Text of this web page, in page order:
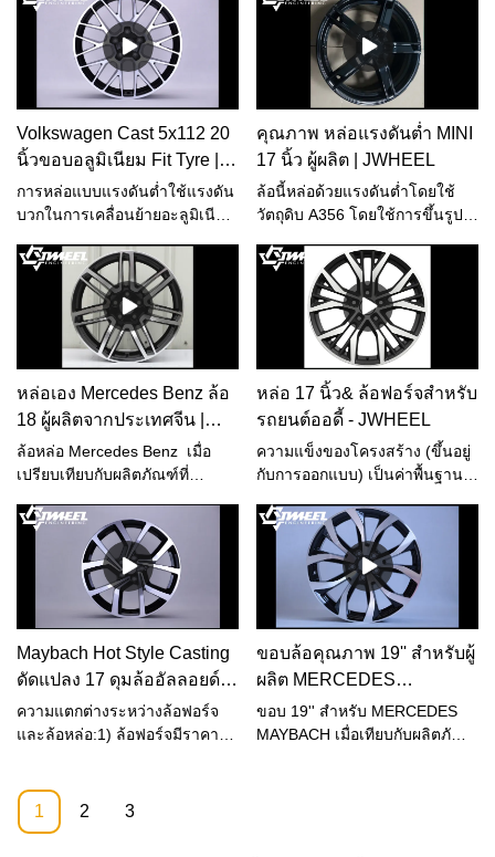
ควบคุมได้อย่างสมบูรณ์ ดังที่
อธิบายข้างต้น จะส่งผลให้เกิดการ
เติมแม่พิมพ์ที่ปราศจากความปั่น
ป่วนหรือความปั่นป่วนโดยมีการผุ
เลยJWHEEL ได้เติบโตเป็นบริษัท
ที่ผลิตล้อสำหรับยานยนต์หลาย
กลุ่ม ไปยังประเทศต่างๆ ทั่วโลก
และจนถึงตัวแทนจำหน่ายล้อและ
ที่ไม่มีใครเทียบได้ทั้งในด้าน
ประสิทธิภาพ คุณภาพ รูปลักษณ์
ฯลฯ และมีชื่อเสียงที่ดีในตลาด
JWHEEL สรุปข้อบกพร่องของ
ผลิตภัณฑ์ในอดีต และปรับปรุง
อย่างต่อเนื่อง ข้อมูลจำเพาะของ
ล้อรถทั้งหมดที่มีใบรับรอง TUV -
Japan Racing สามารถปรับแต่ง
ได้ตามความต้องการของคุณ
Volkswagen Cast 5x112 20
นิ้วขอบอลูมิเนียม Fit Tyre |
JWHEEL
การหล่อแบบแรงดันต่ำใช้แรงดัน
บวกในการเคลื่อนย้ายอะลูมิเนียม
ยิ่งขึ้น และได้ผลิตภัณฑ์สำเร็จรูป
ที่มีคุณสมบัติเชิงกลที่ดีขึ้น (มี
ความหนาแน่นมากขึ้น) บนล้อ
หล่อด้วยแรงโน้มถ่วง การหล่อ
ด้วยแรงดันต่ำจะมีต้นทุนการผลิต
เล็กน้อย แรงดันต่ำเป็นกระบวน
การทั่วไปที่ได้รับการอนุมัติ
สำหรับล้ออะลูมิเนียมที่จำหน่าย
ให้กับ O.E.M. ตลาด. ล้อหล่อแรง
การขายเช่นกัน
คุณภาพ หล่อแรงดันต่ำ MINI
17 นิ้ว ผู้ผลิต | JWHEEL
ล้อนี้หล่อด้วยแรงดันต่ำโดยใช้
วัตถุดิบ A356 โดยใช้การขึ้นรูป
เป็นศูนย์การหดตัวภายในของ
ผลิตภัณฑ์ตามมาตรฐาน
ASTME155 ต่ำกว่า 2 ความแข็ง
แรงผ่านการทดสอบความทนทาน
ต่อแรงดัดงอ VIA JWL-T ของ
ญี่ปุ่นการทดสอบแรงกระแทก 13
องศาความทนทานในแนวรัศมี
ทดสอบประสิทธิภาพที่เชื่อถือได้
คุณภาพดีเยี่ยม;.รูปร่างคล้ายกับ
การออกแบบความกว้างสองเท่า
เล็ก ๆ แยกด้านหน้าเพื่อเพิ่มผลก
ระทบของการแยกออกเป็นสอง
ส่วน และปลายความกว้างกลวง
ออกเพื่อแสดงผลของน้ำหนักเบา
รูปทรงเรียบง่ายและใจกว้าง
หล่อเอง Mercedes Benz ล้อ
18 ผู้ผลิตจากประเทศจีน |
JWHEEL
ล้อหล่อ Mercedes Benz เมื่อ
เปรียบเทียบกับผลิตภัณฑ์ที่
เปรียบที่โดดเด่นในด้าน
ประสิทธิภาพ คุณภาพ รูปลักษณ์
ฯลฯ ที่ไม่มีใครเทียบได้ และมีชื่อ
เสียงที่ดีในตลาด JWHEEL สรุป
ข้อบกพร่องของผลิตภัณฑ์ที่ผ่าน
ข้อมูลจำเพาะของ Cast
Mercedes Benz Wheels
สามารถปรับแต่งได้ตามความ
ต้องการของคุณ
หล่อ 17 นิ้ว& ล้อฟอร์จสำหรับ
รถยนต์ออดี้ - JWHEEL
ความแข็งของโครงสร้าง (ขึ้นอยู่
กับการออกแบบ) เป็นค่าพื้นฐานที่
อะลูมิเนียม เพื่อให้ได้พฤติกรรม
ของรถอย่างน้อยที่สุดเช่นเดียวกับ
ล้อเหล็กที่เทียบเท่ากัน อย่างไร
ก็ตาม ความแข็งของวัสดุ (โมดู
ลัสของ Young) นั้นน้อยมากขึ้น
Maybach Hot Style Casting
ดัดแปลง 17 ดุมล้ออัลลอยด์
ขอบล้อ -JWHEEL
ความแตกต่างระหว่างล้อฟอร์จ
และล้อหล่อ:1) ล้อฟอร์จมีราคา
มีคุณสมบัติในการเติมที่ดี มีการ
หดตัวจากการหล่อน้อยกว่าและมี
ขอบล้อคุณภาพ 19'' สำหรับผู้
ผลิต MERCEDES
MAYBACH | JWHEEL
ขอบ 19'' สำหรับ MERCEDES
MAYBACH เมื่อเทียบกับผลิตภัณฑ์
1 2 3